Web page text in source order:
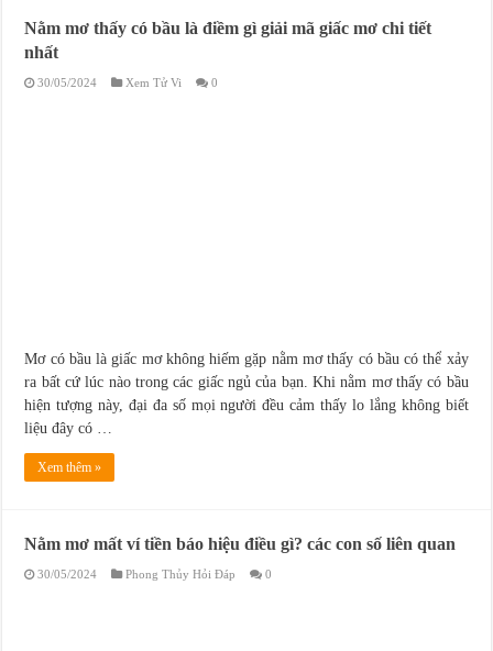
Nằm mơ thấy có bầu là điềm gì giải mã giấc mơ chi tiết
nhất
30/05/2024 Xem Tử Vi 0
Mơ có bầu là giấc mơ không hiếm gặp nằm mơ thấy có bầu có thể xảy
ra bất cứ lúc nào trong các giấc ngủ của bạn. Khi nằm mơ thấy có bầu
hiện tượng này, đại đa số mọi người đều cảm thấy lo lắng không biết
liệu đây có …
Xem thêm »
Nằm mơ mất ví tiền báo hiệu điều gì? các con số liên quan
30/05/2024 Phong Thủy Hỏi Đáp 0